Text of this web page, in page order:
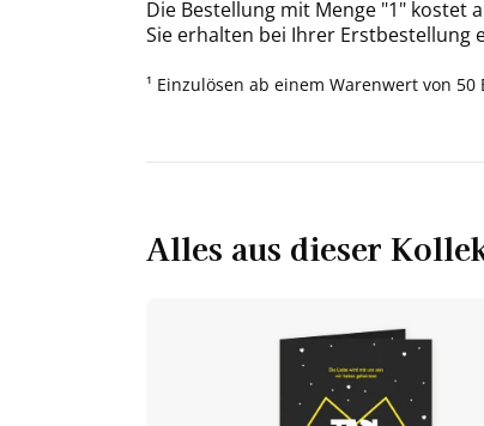
Die Bestellung mit Menge "1" kostet
Sie erhalten bei Ihrer Erstbestellung
¹ Einzulösen ab einem Warenwert von
Alles aus dieser